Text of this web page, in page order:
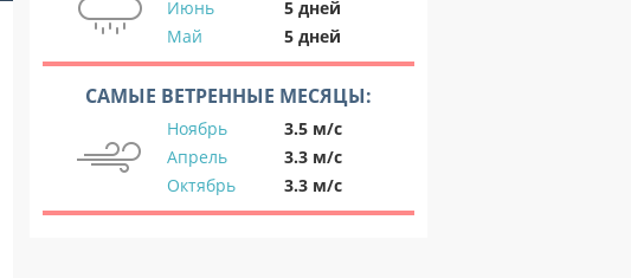
Июнь
5 дней
Май
5 дней
САМЫЕ ВЕТРЕННЫЕ МЕСЯЦЫ:
Ноябрь
3.5 м/с
Апрель
3.3 м/с
Октябрь
3.3 м/с